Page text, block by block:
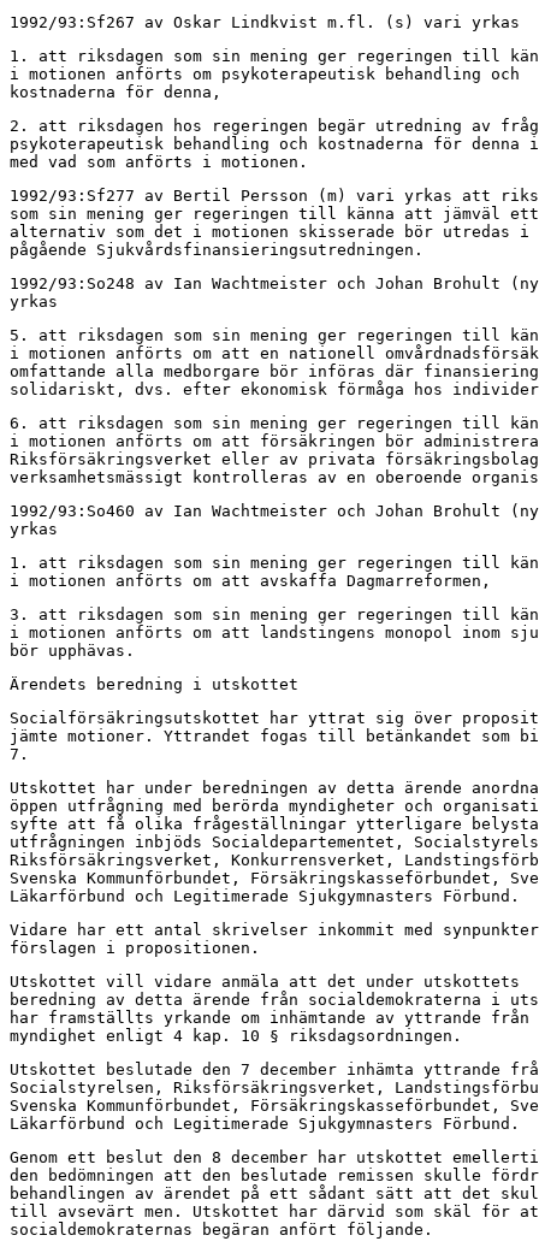
1992/93:Sf267 av Oskar Lindkvist m.fl. (s) vari yrkas
1. att riksdagen som sin mening ger regeringen till
i motionen anförts om psykoterapeutisk behandling och
kostnaderna för denna,
2. att riksdagen hos regeringen begär utredning av
psykoterapeutisk behandling och kostnaderna för
med vad som anförts i motionen.
1992/93:Sf277 av Bertil Persson (m) vari yrkas att
som sin mening ger regeringen till känna att jämväl ett
alternativ som det i motionen skisserade bör utredas i
pågående Sjukvårdsfinansieringsutredningen.
1992/93:So248 av Ian Wachtmeister och Johan Brohult
yrkas
5. att riksdagen som sin mening ger regeringen till
i motionen anförts om att en nationell
omfattande alla medborgare bör införas där
solidariskt, dvs. efter ekonomisk förmåga hos
6. att riksdagen som sin mening ger regeringen till
i motionen anförts om att försäkringen bör
Riksförsäkringsverket eller av privata försäkringsbolag
verksamhetsmässigt kontrolleras av en oberoende
1992/93:So460 av Ian Wachtmeister och Johan Brohult
yrkas
1. att riksdagen som sin mening ger regeringen till
i motionen anförts om att avskaffa Dagmarreformen,
3. att riksdagen som sin mening ger regeringen till
i motionen anförts om att landstingens monopol inom
bör upphävas.
Ärendets beredning i utskottet
Socialförsäkringsutskottet har yttrat sig över
jämte motioner. Yttrandet fogas till betänkandet som
7.
Utskottet har under beredningen av detta ärende
öppen utfrågning med berörda myndigheter och
syfte att få olika frågeställningar ytterligare
utfrågningen inbjöds Socialdepartementet,
Riksförsäkringsverket, Konkurrensverket,
Svenska Kommunförbundet, Försäkringskasseförbundet,
Läkarförbund och Legitimerade Sjukgymnasters Förbund.
Vidare har ett antal skrivelser inkommit med
förslagen i propositionen.
Utskottet vill vidare anmäla att det under utskottets
beredning av detta ärende från socialdemokraterna i
har framställts yrkande om inhämtande av yttrande från
myndighet enligt 4 kap. 10 § riksdagsordningen.
Utskottet beslutade den 7 december inhämta yttrande
Socialstyrelsen, Riksförsäkringsverket,
Svenska Kommunförbundet, Försäkringskasseförbundet,
Läkarförbund och Legitimerade Sjukgymnasters Förbund.
Genom ett beslut den 8 december har utskottet
den bedömningen att den beslutade remissen skulle
behandlingen av ärendet på ett sådant sätt att det
till avsevärt men. Utskottet har därvid som skäl för
socialdemokraternas begäran anfört följande.